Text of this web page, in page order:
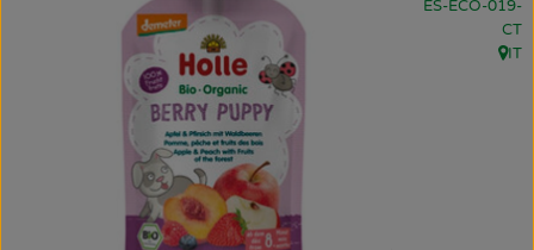
Obst & Gemüse
Tiefkühlprodukte
, Kontrollstelle:
ES-ECO-019-
CT
,
IT